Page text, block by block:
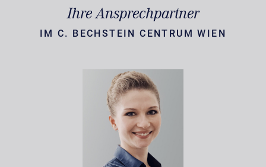
Ihre Ansprechpartner
IM C. BECHSTEIN CENTRUM WIEN